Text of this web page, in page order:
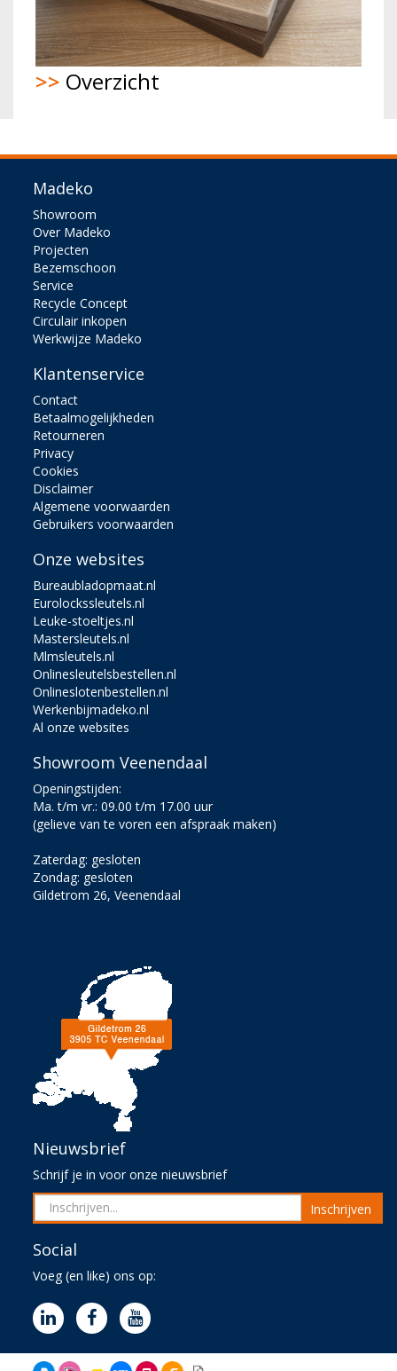
>> Overzicht
Madeko
Showroom
Over Madeko
Projecten
Bezemschoon
Service
Recycle Concept
Circulair inkopen
Werkwijze Madeko
Klantenservice
Contact
Betaalmogelijkheden
Retourneren
Privacy
Cookies
Disclaimer
Algemene voorwaarden
Gebruikers voorwaarden
Onze websites
Bureaubladopmaat.nl
Eurolockssleutels.nl
Leuke-stoeltjes.nl
Mastersleutels.nl
Mlmsleutels.nl
Onlinesleutelsbestellen.nl
Onlineslotenbestellen.nl
Werkenbijmadeko.nl
Al onze websites
Showroom Veenendaal
Openingstijden:
Ma. t/m vr.: 09.00 t/m 17.00 uur
(gelieve van te voren een afspraak maken)
Zaterdag: gesloten
Zondag: gesloten
Gildetrom 26, Veenendaal
Nieuwsbrief
Schrijf je in voor onze nieuwsbrief
Inschrijven
Social
Voeg (en like) ons op: